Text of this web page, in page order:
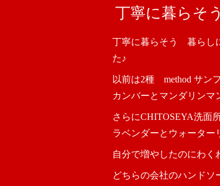
丁寧に暮らそ
丁寧に暮らそう 暮らし
た♪
以前は2種 method サン
カンバーとマンダリンマ
さらにCHITOSEYA洗
ラベンダーとウォーター
自分で増やしたのにわく
どちらの会社のハンドソ